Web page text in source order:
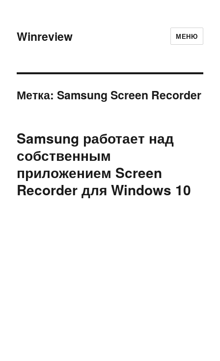
Winreview МЕНЮ
Метка:Samsung Screen Recorder
Samsung работает над
собственным
приложением Screen
Recorder для Windows 10